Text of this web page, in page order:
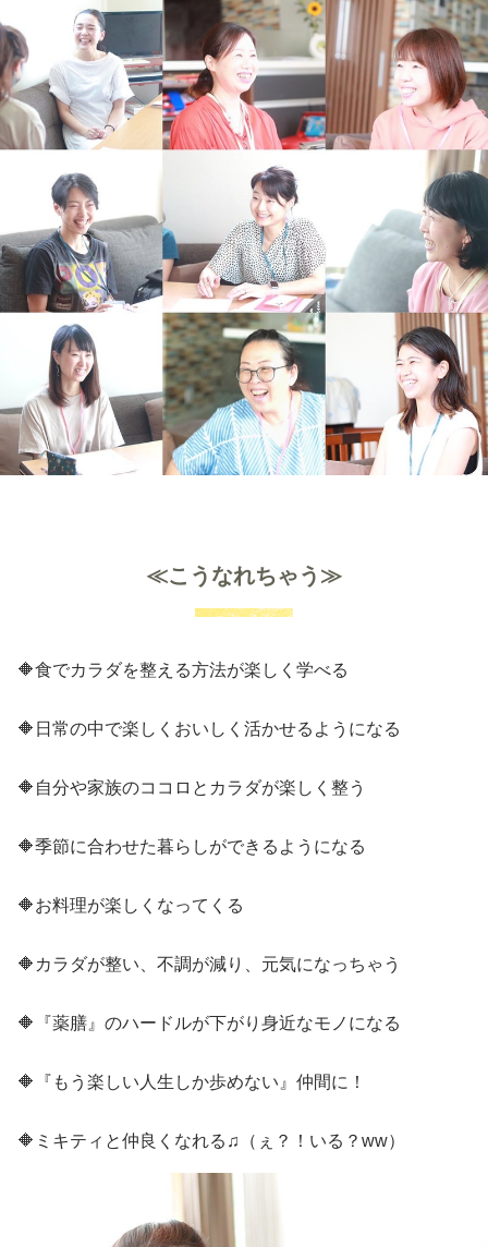
≪こうなれちゃう≫
🔶食でカラダを整える方法が楽しく学べる
🔶日常の中で楽しくおいしく活かせるようになる
🔶自分や家族のココロとカラダが楽しく整う
🔶季節に合わせた暮らしができるようになる
🔶お料理が楽しくなってくる
🔶カラダが整い、不調が減り、元気になっちゃう
🔶『薬膳』のハードルが下がり身近なモノになる
🔶『もう楽しい人生しか歩めない』仲間に！
🔶ミキティと仲良くなれる♫（ぇ？！いる？ww）